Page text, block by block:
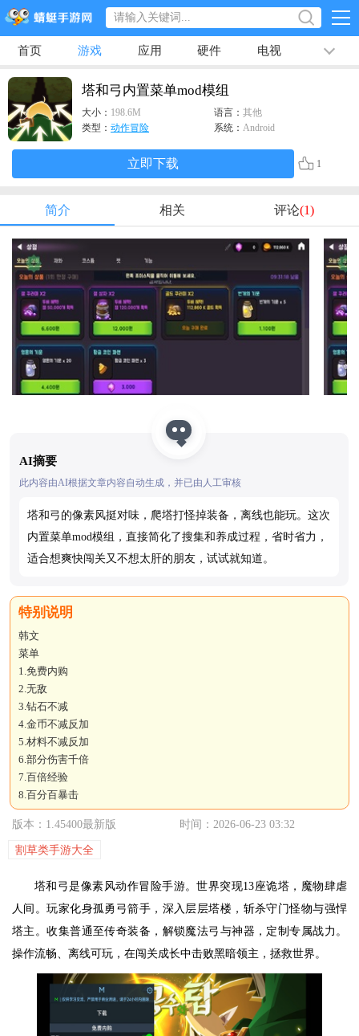
首页 游戏 应用 硬件 电视 排行榜
专题
塔和弓内置菜单mod模组
大小： 198.6M 语言： 其他
类型： 动作冒险 系统： Android
立即下载 1
简介 相关 评论(1)
AI摘要
此内容由AI根据文章内容自动生成，并已由人工审核
塔和弓的像素风挺对味，爬塔打怪掉装备，离线也能玩。这次
内置菜单mod模组，直接简化了搜集和养成过程，省时省力，
适合想爽快闯关又不想太肝的朋友，试试就知道。
韩文
菜单
1.免费内购
2.无敌
3.钻石不减
4.金币不减反加
5.材料不减反加
6.部分伤害千倍
7.百倍经验
8.百分百暴击
版本：1.45400最新版 时间：2026-06-23 03:32
割草类手游大全
塔和弓是像素风动作冒险手游。世界突现13座诡塔，魔物肆虐
人间。玩家化身孤勇弓箭手，深入层层塔楼，斩杀守门怪物与强悍
塔主。收集普通至传奇装备，解锁魔法弓与神器，定制专属战力。
操作流畅、离线可玩，在闯关成长中击败黑暗领主，拯救世界。